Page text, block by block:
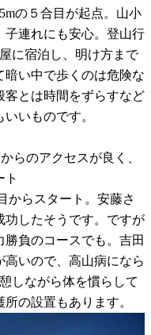
の５合目が起点。山小
子連れにも安心。登山行
に宿泊し、明け方まで
暗い中で歩くのは危険な
客とは時間をずらすなど
いものです。
らのアクセスが良く、
ト
からスタート。安藤さ
功したそうです。ですが
負のコースでも。吉田
いので、高山病になら
しながら体を慣らして
の設置もあります。